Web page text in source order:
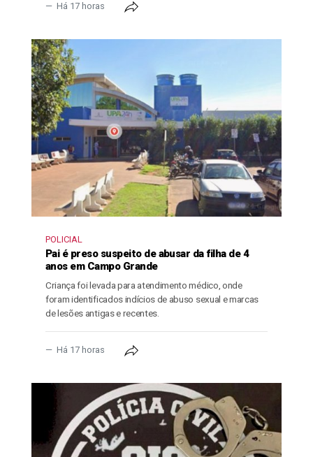
Há 17 horas
POLICIAL
Pai é preso suspeito de abusar da filha de 4
anos em Campo Grande
Criança foi levada para atendimento médico, onde
foram identificados indícios de abuso sexual e marcas
de lesões antigas e recentes.
Há 17 horas